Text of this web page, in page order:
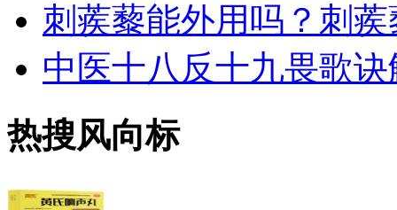
刺蒺藜能外用吗？刺蒺
中医十八反十九畏歌诀
热搜风向标